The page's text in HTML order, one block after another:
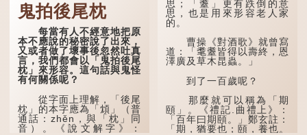
冷颼颼；夜立秋，熱到
頭」。到了清代，顧祿在
《清嘉錄》中記錄蘇州風俗
時，也引用了這句諺語。不
過當地百姓的口頭說法是
「朝立秋，渹颼颼；夜立
秋，熱吽吽」。雖然用字略
有不同，但意思完全一致。
準呢？它反映了古人的一種
樸素觀察：如果立秋的精
確...
鬼拍後尾枕
每當有人不經意地把原
本不應說的秘密說了出來，
又或者做了壞事後忽然吐真
言，我們都會以「鬼拍後尾
枕」來形容。這句話與鬼怪
有何關係呢？
從字面上理解，「後尾
枕」的本字應為「䪴」（普
通話：zhěn，與「枕」同
音）。《說文解字》：
思；「耋」更有跌倒的意
思，也是用來形容老人家
的。
曹操《對酒歌》就曾寫
道：「耄耋皆得以壽終，恩
澤廣及草木昆蟲。」
到了一百歲呢？
那麼就可以稱為「期
頤」。《禮記.曲禮上》：
「百年曰期頤。」鄭玄註：
「期，猶要也；頤，養也。